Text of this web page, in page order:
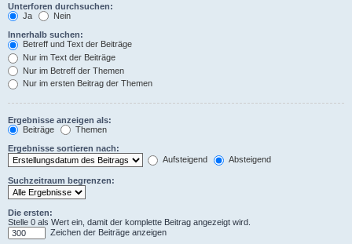
Unterforen durchsuchen:
Ja
Nein
Innerhalb suchen:
Betreff und Text der Beiträge
Nur im Text der Beiträge
Nur im Betreff der Themen
Nur im ersten Beitrag der Themen
Ergebnisse anzeigen als:
Beiträge
Themen
Ergebnisse sortieren nach:
Aufsteigend
Absteigend
Suchzeitraum begrenzen:
Die ersten:
Stelle 0 als Wert ein, damit der komplette Beitrag angezeigt wird.
Zeichen der Beiträge anzeigen